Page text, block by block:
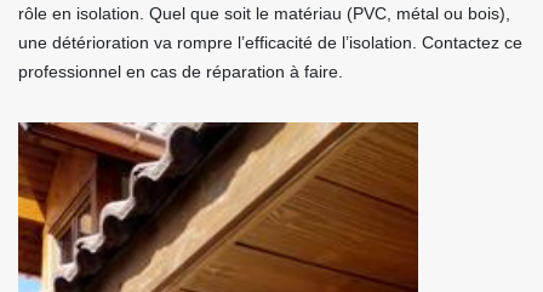
rôle en isolation. Quel que soit le matériau (PVC, métal ou bois),
une détérioration va rompre l’efficacité de l’isolation. Contactez ce
professionnel en cas de réparation à faire.